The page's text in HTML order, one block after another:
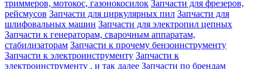
триммеров, мотокос, газонокосилок Запчасти для фрезеров,
рейсмусов Запчасти для циркулярных пил Запчасти для
шлифовальных машин Запчасти для электропил цепных
Запчасти к генераторам, сварочным аппаратам,
стабилизаторам Запчасти к прочему бензоинструменту
Запчасти к электроинструменту Запчасти к
электроинструменту , и так далее Запчасти по брендам